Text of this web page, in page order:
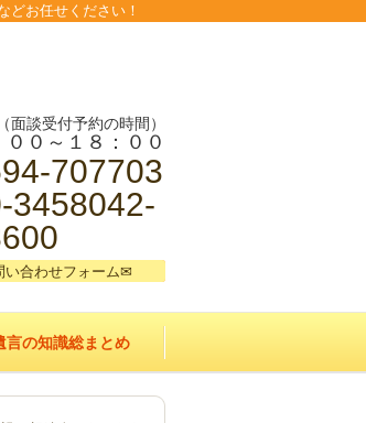
どお任せください！
（面談受付予約の時間）
０～１８：００
707703
3458042-
い合わせフォーム✉
言の知識総まとめ